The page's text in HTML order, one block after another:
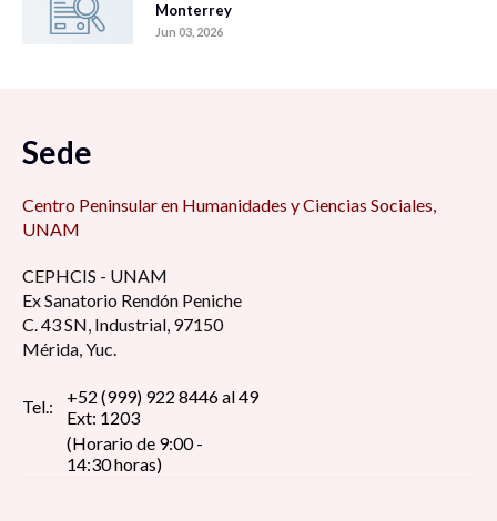
Monterrey
Jun 03, 2026
Sede
Centro Peninsular en Humanidades y Ciencias Sociales,
UNAM
CEPHCIS - UNAM
Ex Sanatorio Rendón Peniche
C. 43 SN, Industrial, 97150
Mérida, Yuc.
Tel.:
+52 (999) 922 8446 al 49
Ext: 1203
(Horario de 9:00 -
14:30 horas)